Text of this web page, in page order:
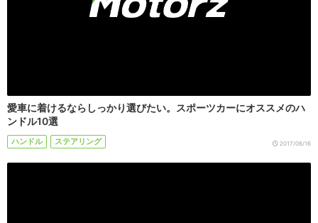
愛車に着けるならしっかり選びたい。スポーツカーにオススメのハ
ンドル10選
ハンドル ステアリング 2017/06/16